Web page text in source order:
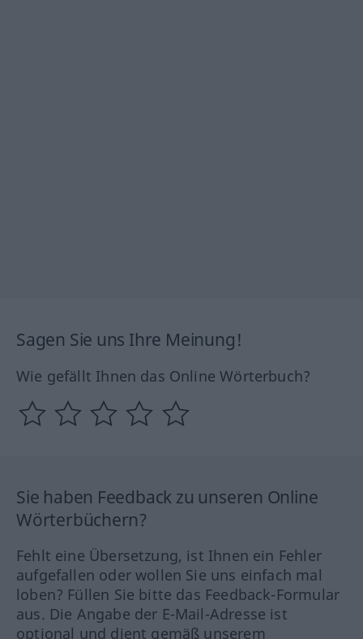
Sagen Sie uns Ihre Meinung!
Wie gefällt Ihnen das Online Wörterbuch?
Sie haben Feedback zu unseren Online
Wörterbüchern?
Fehlt eine Übersetzung, ist Ihnen ein Fehler
aufgefallen oder wollen Sie uns einfach mal
loben? Füllen Sie bitte das Feedback-Formular
aus. Die Angabe der E-Mail-Adresse ist
optional und dient gemäß unserem